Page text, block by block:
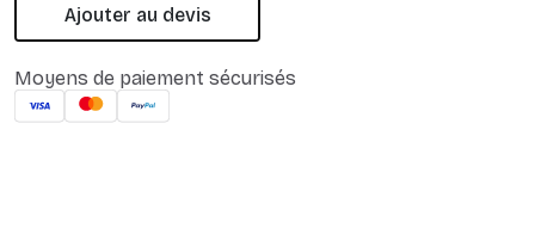
Ajouter au devis
Moyens de paiement sécurisés